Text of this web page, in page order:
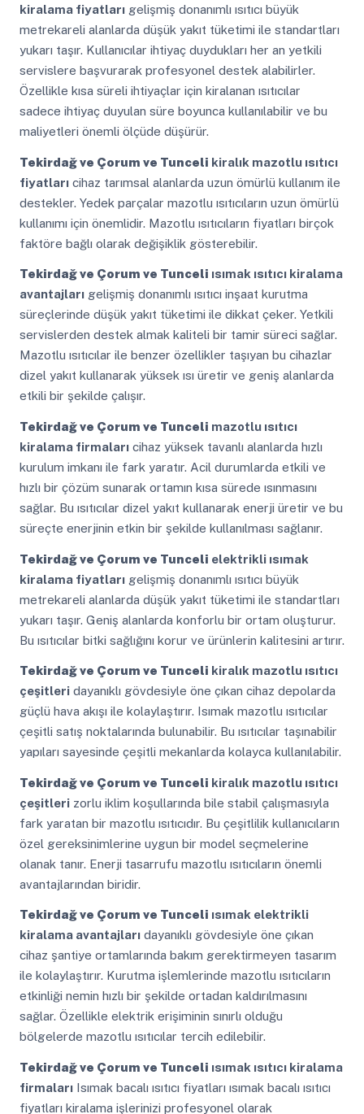
kiralama fiyatlarıgelişmiş donanımlı ısıtıcı büyük
metrekareli alanlarda düşük yakıt tüketimi ile standartları
yukarı taşır. Kullanıcılar ihtiyaç duydukları her an yetkili
servislere başvurarak profesyonel destek alabilirler.
Özellikle kısa süreli ihtiyaçlar için kiralanan ısıtıcılar
sadece ihtiyaç duyulan süre boyunca kullanılabilir ve bu
maliyetleri önemli ölçüde düşürür.
Tekirdağ ve Çorum ve Tunceli kiralık mazotlu ısıtıcı
fiyatlarıcihaz tarımsal alanlarda uzun ömürlü kullanım ile
destekler. Yedek parçalar mazotlu ısıtıcıların uzun ömürlü
kullanımı için önemlidir. Mazotlu ısıtıcıların fiyatları birçok
faktöre bağlı olarak değişiklik gösterebilir.
Tekirdağ ve Çorum ve Tunceli ısımak ısıtıcı kiralama
avantajlarıgelişmiş donanımlı ısıtıcı inşaat kurutma
süreçlerinde düşük yakıt tüketimi ile dikkat çeker. Yetkili
servislerden destek almak kaliteli bir tamir süreci sağlar.
Mazotlu ısıtıcılar ile benzer özellikler taşıyan bu cihazlar
dizel yakıt kullanarak yüksek ısı üretir ve geniş alanlarda
etkili bir şekilde çalışır.
Tekirdağ ve Çorum ve Tunceli mazotlu ısıtıcı
kiralama firmalarıcihaz yüksek tavanlı alanlarda hızlı
kurulum imkanı ile fark yaratır. Acil durumlarda etkili ve
hızlı bir çözüm sunarak ortamın kısa sürede ısınmasını
sağlar. Bu ısıtıcılar dizel yakıt kullanarak enerji üretir ve bu
süreçte enerjinin etkin bir şekilde kullanılması sağlanır.
Tekirdağ ve Çorum ve Tunceli elektrikli ısımak
kiralama fiyatlarıgelişmiş donanımlı ısıtıcı büyük
metrekareli alanlarda düşük yakıt tüketimi ile standartları
yukarı taşır. Geniş alanlarda konforlu bir ortam oluşturur.
Bu ısıtıcılar bitki sağlığını korur ve ürünlerin kalitesini artırır.
Tekirdağ ve Çorum ve Tunceli kiralık mazotlu ısıtıcı
çeşitleridayanıklı gövdesiyle öne çıkan cihaz depolarda
güçlü hava akışı ile kolaylaştırır. Isımak mazotlu ısıtıcılar
çeşitli satış noktalarında bulunabilir. Bu ısıtıcılar taşınabilir
yapıları sayesinde çeşitli mekanlarda kolayca kullanılabilir.
Tekirdağ ve Çorum ve Tunceli kiralık mazotlu ısıtıcı
çeşitlerizorlu iklim koşullarında bile stabil çalışmasıyla
fark yaratan bir mazotlu ısıtıcıdır. Bu çeşitlilik kullanıcıların
özel gereksinimlerine uygun bir model seçmelerine
olanak tanır. Enerji tasarrufu mazotlu ısıtıcıların önemli
avantajlarından biridir.
Tekirdağ ve Çorum ve Tunceli ısımak elektrikli
kiralama avantajlarıdayanıklı gövdesiyle öne çıkan
cihaz şantiye ortamlarında bakım gerektirmeyen tasarım
ile kolaylaştırır. Kurutma işlemlerinde mazotlu ısıtıcıların
etkinliği nemin hızlı bir şekilde ortadan kaldırılmasını
sağlar. Özellikle elektrik erişiminin sınırlı olduğu
bölgelerde mazotlu ısıtıcılar tercih edilebilir.
Tekirdağ ve Çorum ve Tunceli ısımak ısıtıcı kiralama
firmalarıIsımak bacalı ısıtıcı fiyatları ısımak bacalı ısıtıcı
fiyatları kiralama işlerinizi profesyonel olarak